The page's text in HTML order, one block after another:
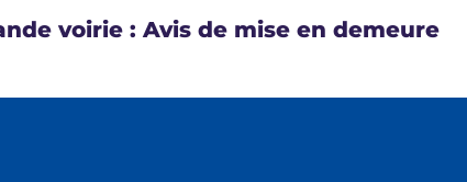
voirie : Avis de mise en demeure